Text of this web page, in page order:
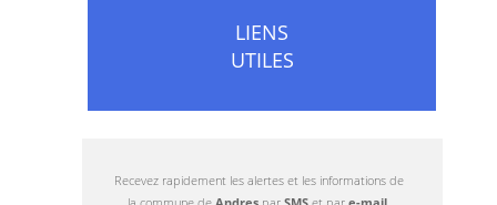
LIENS
UTILES
Recevez rapidement les alertes et les informations de